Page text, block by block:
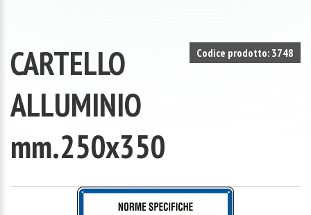
Codice prodotto: 3748
CARTELLO
ALLUMINIO
mm.250x350